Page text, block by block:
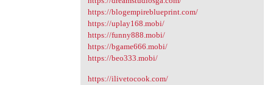
https://blogempireblueprint.com/
https://uplay168.mobi/
https://funny888.mobi/
https://bgame666.mobi/
https://beo333.mobi/
https://ilivetocook.com/